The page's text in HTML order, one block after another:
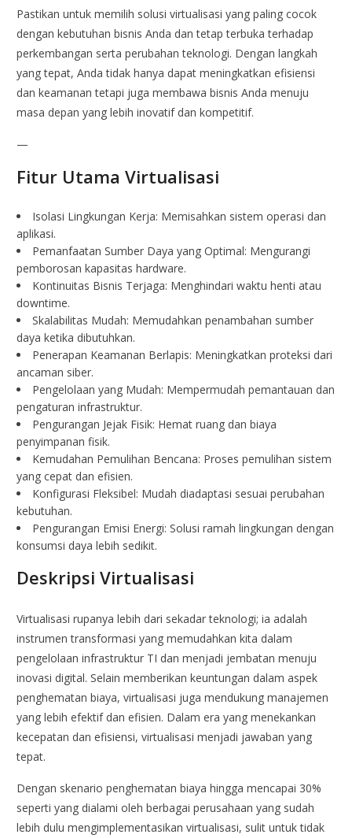
Pastikan untuk memilih solusi virtualisasi yang paling cocok
dengan kebutuhan bisnis Anda dan tetap terbuka terhadap
perkembangan serta perubahan teknologi. Dengan langkah
yang tepat, Anda tidak hanya dapat meningkatkan efisiensi
dan keamanan tetapi juga membawa bisnis Anda menuju
masa depan yang lebih inovatif dan kompetitif.
—
Fitur Utama Virtualisasi
Isolasi Lingkungan Kerja: Memisahkan sistem operasi dan
aplikasi.
Pemanfaatan Sumber Daya yang Optimal: Mengurangi
pemborosan kapasitas hardware.
Kontinuitas Bisnis Terjaga: Menghindari waktu henti atau
downtime.
Skalabilitas Mudah: Memudahkan penambahan sumber
daya ketika dibutuhkan.
Penerapan Keamanan Berlapis: Meningkatkan proteksi dari
ancaman siber.
Pengelolaan yang Mudah: Mempermudah pemantauan dan
pengaturan infrastruktur.
Pengurangan Jejak Fisik: Hemat ruang dan biaya
penyimpanan fisik.
Kemudahan Pemulihan Bencana: Proses pemulihan sistem
yang cepat dan efisien.
Konfigurasi Fleksibel: Mudah diadaptasi sesuai perubahan
kebutuhan.
Pengurangan Emisi Energi: Solusi ramah lingkungan dengan
konsumsi daya lebih sedikit.
Deskripsi Virtualisasi
Virtualisasi rupanya lebih dari sekadar teknologi; ia adalah
instrumen transformasi yang memudahkan kita dalam
pengelolaan infrastruktur TI dan menjadi jembatan menuju
inovasi digital. Selain memberikan keuntungan dalam aspek
penghematan biaya, virtualisasi juga mendukung manajemen
yang lebih efektif dan efisien. Dalam era yang menekankan
kecepatan dan efisiensi, virtualisasi menjadi jawaban yang
tepat.
Dengan skenario penghematan biaya hingga mencapai 30%
seperti yang dialami oleh berbagai perusahaan yang sudah
lebih dulu mengimplementasikan virtualisasi, sulit untuk tidak